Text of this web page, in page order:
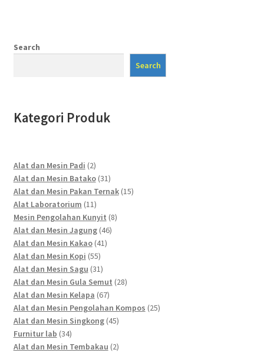
Search
Search
Kategori Produk
Alat dan Mesin Padi 22
products
Alat dan Mesin Batako 3131
products
Alat dan Mesin Pakan Ternak 1515
Alat Laboratorium 1111
products
Mesin Pengolahan Kunyit 88
Alat dan Mesin Jagung 4646
Alat dan Mesin Kakao 4141
Alat dan Mesin Kopi 5555
products
Alat dan Mesin Sagu 3131
products
Alat dan Mesin Gula Semut 2828
Alat dan Mesin Kelapa 6767
products
Alat dan Mesin Pengolahan Kompos 2525
Alat dan Mesin Singkong 4545
Furnitur lab 3434
products
Alat dan Mesin Tembakau 22